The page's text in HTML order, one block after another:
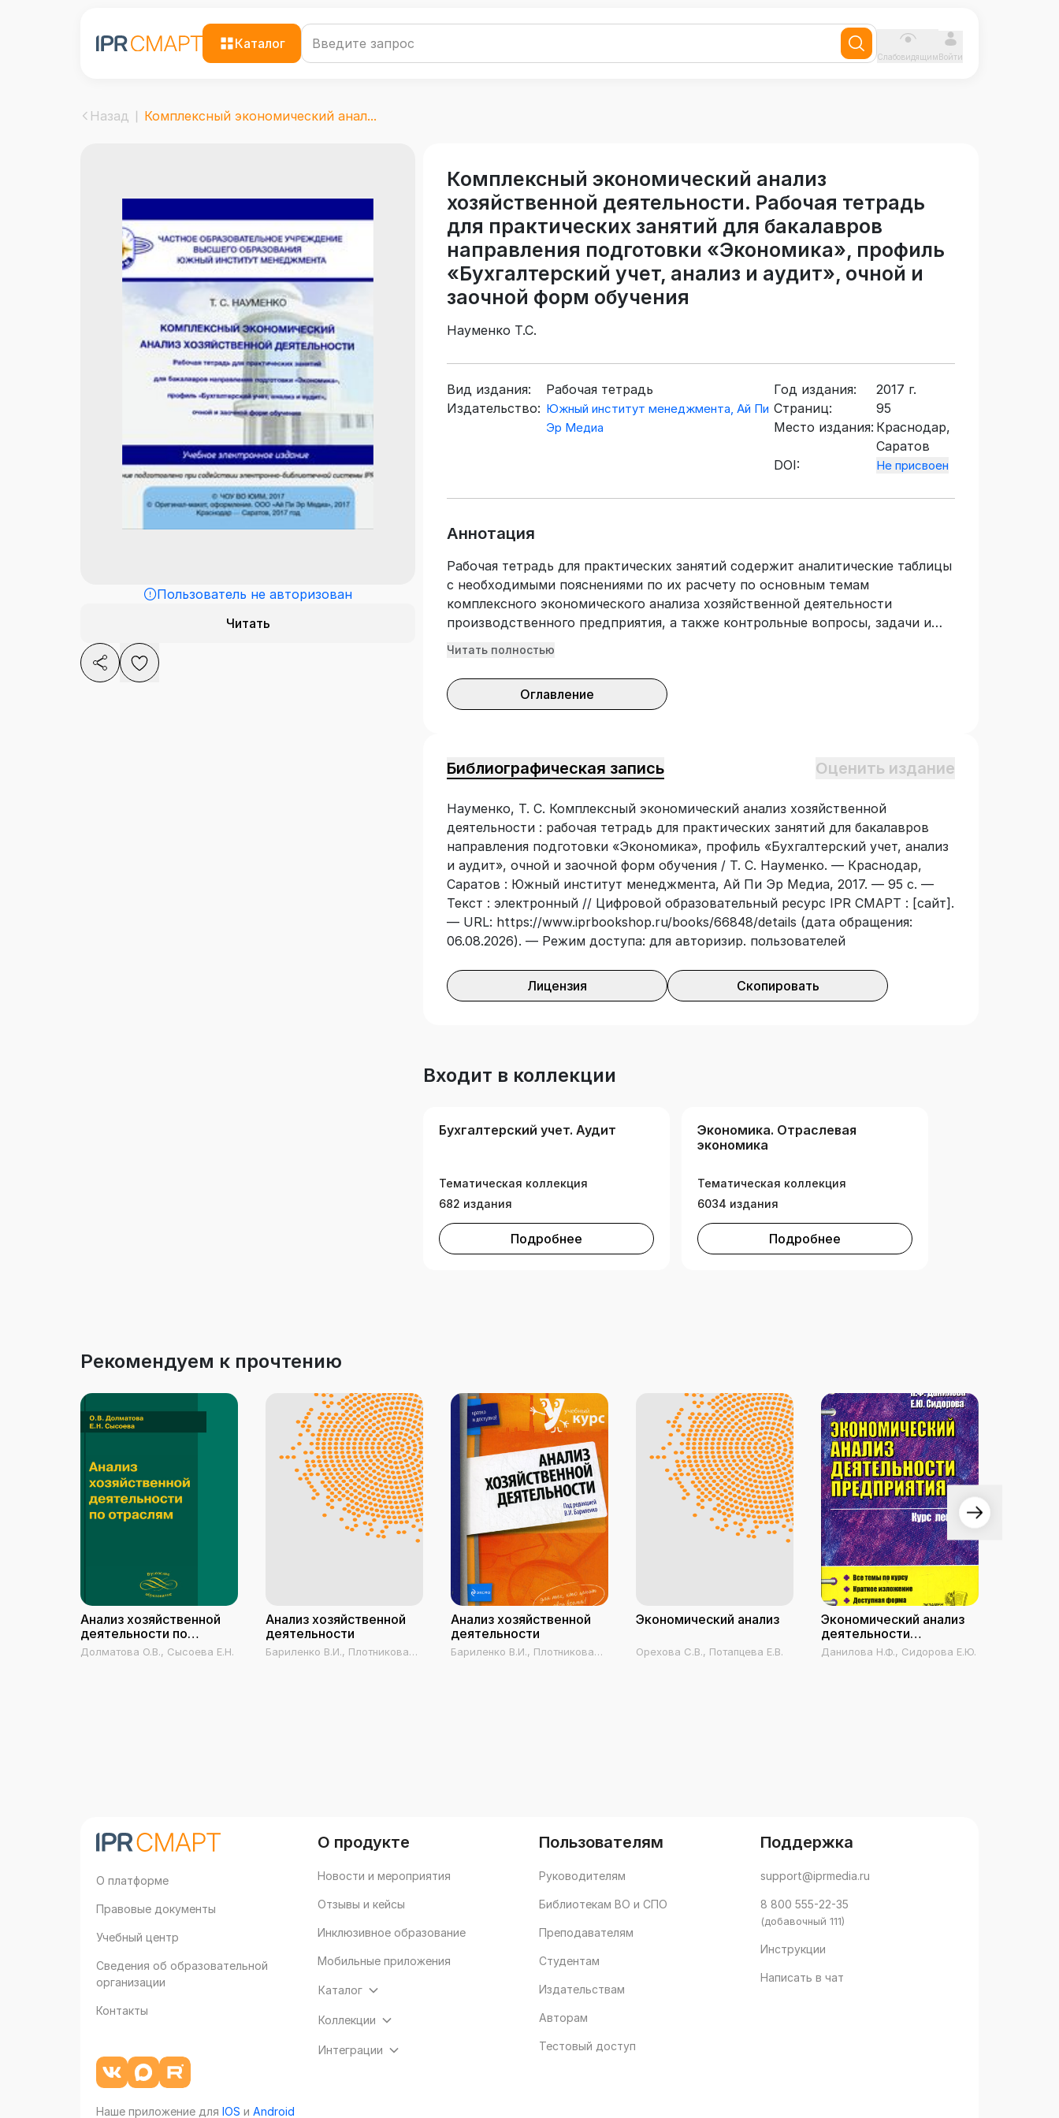
Каталог
СлабовидящимВойти
Назад Комплексный экономический анал...
Пользователь не авторизован
Читать
Комплексный экономический анализ
хозяйственной деятельности. Рабочая тетрадь
для практических занятий для бакалавров
направления подготовки «Экономика», профиль
«Бухгалтерский учет, анализ и аудит», очной и
заочной форм обучения
Науменко Т.С.
Вид издания:
Рабочая тетрадь
Издательство: Южный институт менеджмента, Ай Пи
Эр Медиа
Год издания:
2017 г.
Страниц:
95
Место издания: Краснодар,
Саратов
DOI:
Не присвоен
Аннотация
Рабочая тетрадь для практических занятий содержит аналитические таблицы
с необходимыми пояснениями по их расчету по основным темам
комплексного экономического анализа хозяйственной деятельности
производственного предприятия, а также контрольные вопросы, задачи и
тесты по экономическому анализу, которые могут быть использованы для
дисциплине «Комплексный экономический анализ хозяйственной
деятельности», рекомендуемую литературу. Для практических занятий для
Читать полностью
Оглавление
Библиографическая запись Оценить издание
Науменко, Т. С. Комплексный экономический анализ хозяйственной
деятельности : рабочая тетрадь для практических занятий для бакалавров
направления подготовки «Экономика», профиль «Бухгалтерский учет, анализ
и аудит», очной и заочной форм обучения / Т. С. Науменко. — Краснодар,
Саратов : Южный институт менеджмента, Ай Пи Эр Медиа, 2017. — 95 с. —
Текст : электронный // Цифровой образовательный ресурс IPR СМАРТ : [сайт].
— URL: https://www.iprbookshop.ru/books/66848/details (дата обращения:
06.08.2026). — Режим доступа: для авторизир. пользователей
Лицензия Скопировать
Входит в коллекции
Бухгалтерский учет. Аудит
Тематическая коллекция
682 издания
Подробнее
Экономика. Отраслевая
экономика
Тематическая коллекция
6034 издания
Подробнее
Рекомендуем к прочтению
Анализ хозяйственной
деятельности по
отраслям
Долматова О.В., Сысоева Е.Н.
Анализ хозяйственной
деятельности
Бариленко В.И., Плотникова
Анализ хозяйственной
деятельности
Бариленко В.И., Плотникова
Экономический анализ
Орехова С.В., Потапцева Е.В.
Экономический анализ
деятельности
предприятия
Данилова Н.Ф., Сидорова Е.Ю.
О платформе
Правовые документы
Учебный центр
Сведения об образовательной
организации
Контакты
Наше приложение для IOS и Android
О продукте
Новости и мероприятия
Отзывы и кейсы
Инклюзивное образование
Мобильные приложения
Каталог
Коллекции
Интеграции
Пользователям
Руководителям
Библиотекам ВО и СПО
Преподавателям
Студентам
Издательствам
Авторам
Тестовый доступ
Поддержка
support@iprmedia.ru
8 800 555-22-35
(добавочный 111)
Инструкции
Написать в чат